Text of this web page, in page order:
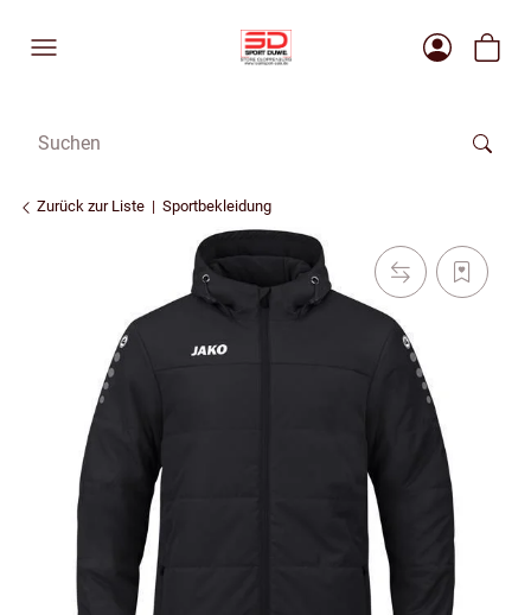
Zurück zur Liste Sportbekleidung